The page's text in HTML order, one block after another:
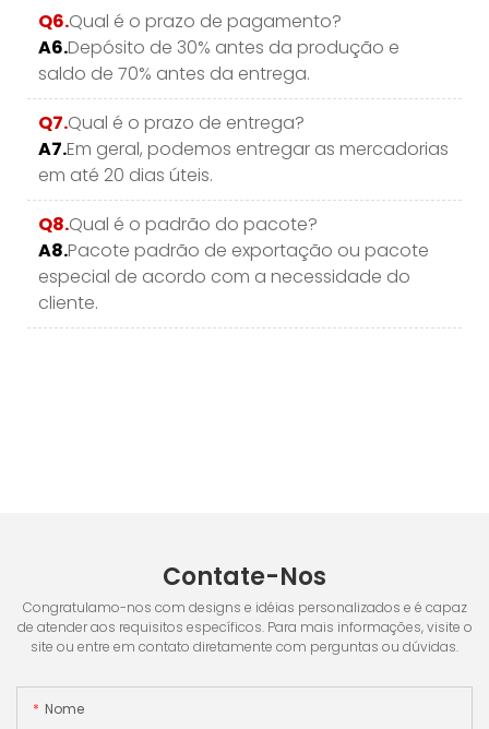
Q6.Qual é o prazo de pagamento?
A6.Depósito de 30% antes da produção e
saldo de 70% antes da entrega.
Q7.Qual é o prazo de entrega?
A7.Em geral, podemos entregar as mercadorias
em até 20 dias úteis.
Q8.Qual é o padrão do pacote?
A8.Pacote padrão de exportação ou pacote
especial de acordo com a necessidade do
cliente.
Contate-Nos
Congratulamo-nos com designs e idéias personalizados e é capaz
de atender aos requisitos específicos. Para mais informações, visite o
site ou entre em contato diretamente com perguntas ou dúvidas.
Nome